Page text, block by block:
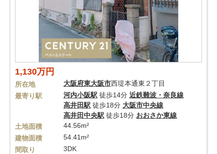
1,130万円
所在地 大阪府東大阪市西堤本通東２丁目
最寄り駅
河内小阪駅 徒歩14分 近鉄難波・奈良線
高井田駅 徒歩18分 大阪市中央線
高井田中央駅 徒歩18分 おおさか東線
土地面積
44.56m²
建物面積
54.41m²
間取り
3DK